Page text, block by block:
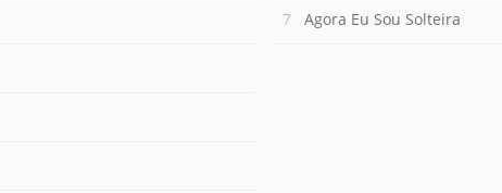
Agora Eu Sou Solteira